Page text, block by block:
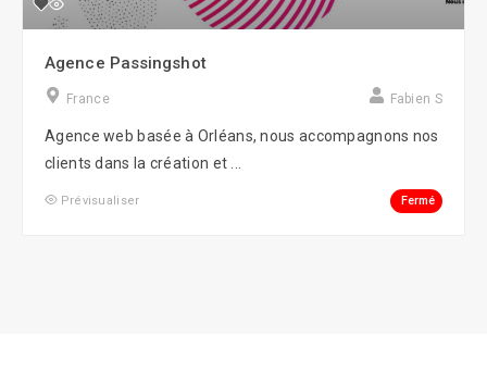
Agence Passingshot
France Fabien S
Agence web basée à Orléans, nous accompagnons nos
clients dans la création et ...
Prévisualiser Fermé